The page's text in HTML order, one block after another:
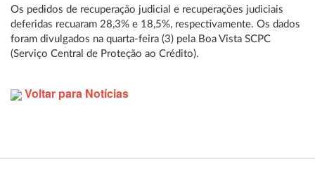
Os pedidos de recuperação judicial e recuperações judiciais
deferidas recuaram 28,3% e 18,5%, respectivamente. Os dados
foram divulgados na quarta-feira (3) pela Boa Vista SCPC
(Serviço Central de Proteção ao Crédito).
Voltar para Notícias